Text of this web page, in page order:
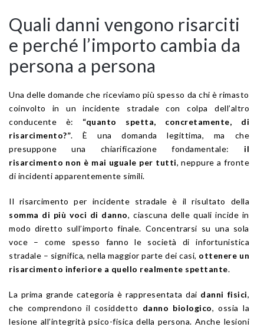
Quali danni vengono risarciti
e perché l’importo cambia da
persona a persona
Una delle domande che riceviamo più spesso da chi è rimasto
coinvolto in un incidente stradale con colpa dell’altro
conducente è: “quanto spetta, concretamente, di
risarcimento?”. È una domanda legittima, ma che
presuppone una chiarificazione fondamentale: il
risarcimento non è mai uguale per tutti, neppure a fronte
di incidenti apparentemente simili.
Il risarcimento per incidente stradale è il risultato della
somma di più voci di danno, ciascuna delle quali incide in
modo diretto sull’importo finale. Concentrarsi su una sola
voce – come spesso fanno le società di infortunistica
stradale – significa, nella maggior parte dei casi, ottenere un
risarcimento inferiore a quello realmente spettante.
La prima grande categoria è rappresentata dai danni fisici,
che comprendono il cosiddetto danno biologico, ossia la
lesione all’integrità psico-fisica della persona. Anche lesioni